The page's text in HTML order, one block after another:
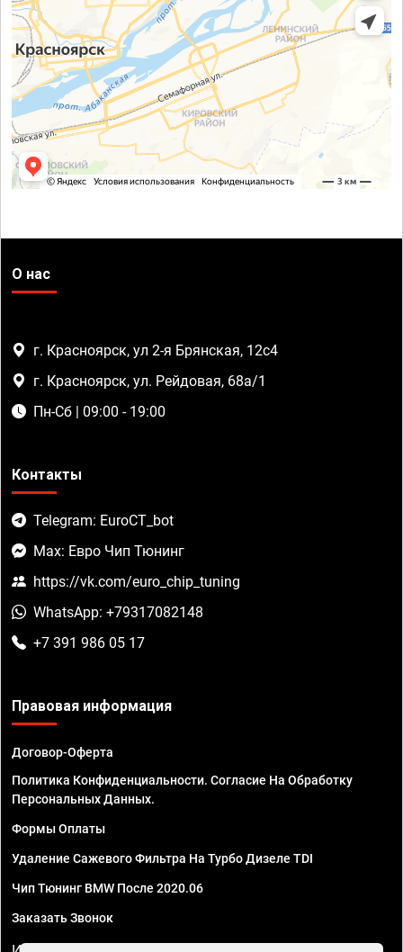
О нас
г. Красноярск, ул 2-я Брянская, 12с4
г. Красноярск, ул. Рейдовая, 68а/1
Пн-Сб | 09:00 - 19:00
Контакты
Telegram: EuroCT_bot
Max: Евро Чип Тюнинг
https://vk.com/euro_chip_tuning
WhatsApp: +79317082148
+7 391 986 05 17
Правовая информация
Договор-Оферта
Политика Конфиденциальности. Согласие На Обработку
Персональных Данных.
Формы Оплаты
Удаление Сажевого Фильтра На Турбо Дизеле TDI
Чип Тюнинг BMW После 2020.06
Заказать Звонок